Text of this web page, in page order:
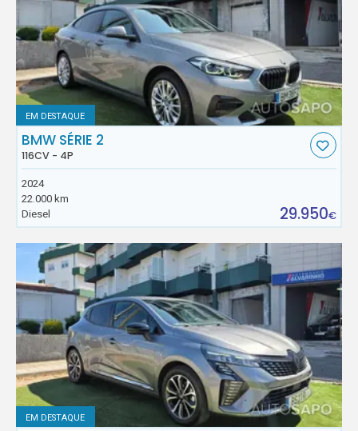
EM DESTAQUE
BMW SÉRIE 2
116CV - 4P
2024
22.000 km
Diesel
29.950€
EM DESTAQUE